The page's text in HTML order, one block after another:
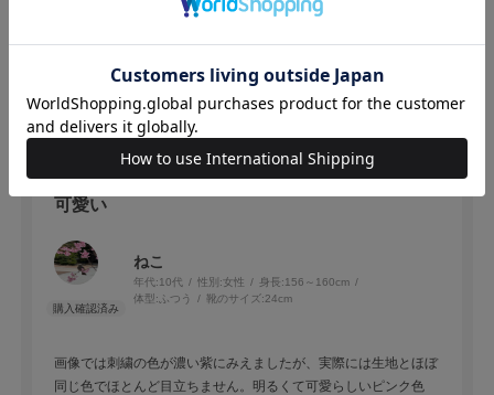
表示：新しい順
可愛い
ねこ
年代:10代 性別:女性 身長:156～160cm
体型: ふつう 靴のサイズ:24cm
画像では刺繍の色が濃い紫にみえましたが、実際には生地とほぼ
同じ色でほとんど目立ちません。明るくて可愛らしいピンク色